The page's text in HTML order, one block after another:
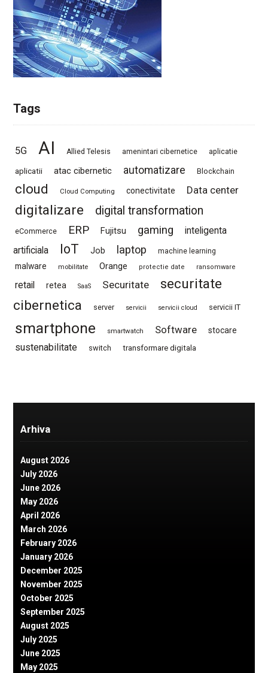
Tags
5G AI Allied Telesis amenintari cibernetice aplicatie
aplicatii atac cibernetic automatizare Blockchain
cloud Cloud Computing conectivitate Data center
digitalizare digital transformation
eCommerce ERP Fujitsu gaming
inteligenta
artificiala
IoT Job laptop machine learning
malware mobilitate Orange protectie date ransomware
retail retea SaaS Securitate
securitate
cibernetica
server servicii servicii cloud servicii IT
smartphone smartwatch Software stocare
sustenabilitate switch transformare digitala
Arhiva
August 2026
July 2026
June 2026
May 2026
April 2026
March 2026
February 2026
January 2026
December 2025
November 2025
October 2025
September 2025
August 2025
July 2025
June 2025
May 2025